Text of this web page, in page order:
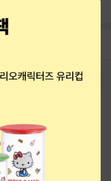
주문/배송
청소년보호정책
관계자께